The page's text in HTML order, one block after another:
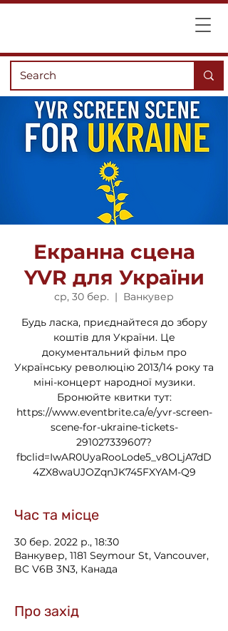
Екранна сцена
YVR для України
ср, 30 бер.
  |
Ванкувер
Будь ласка, приєднайтеся до збору
коштів для України. Це
документальний фільм про
Українську революцію 2013/14 року та
міні-концерт народної музики.
Бронюйте квитки тут:
https://www.eventbrite.ca/e/yvr-screen-
scene-for-ukraine-tickets-
291027339607?
fbclid=IwAR0UyaRooLode5_v8OLjA7dD
4ZX8waUJOZqnJK745FXYAM-Q9
Час та місце
30 бер. 2022 р., 18:30
Ванкувер, 1181 Seymour St, Vancouver,
BC V6B 3N3, Канада
Про захід